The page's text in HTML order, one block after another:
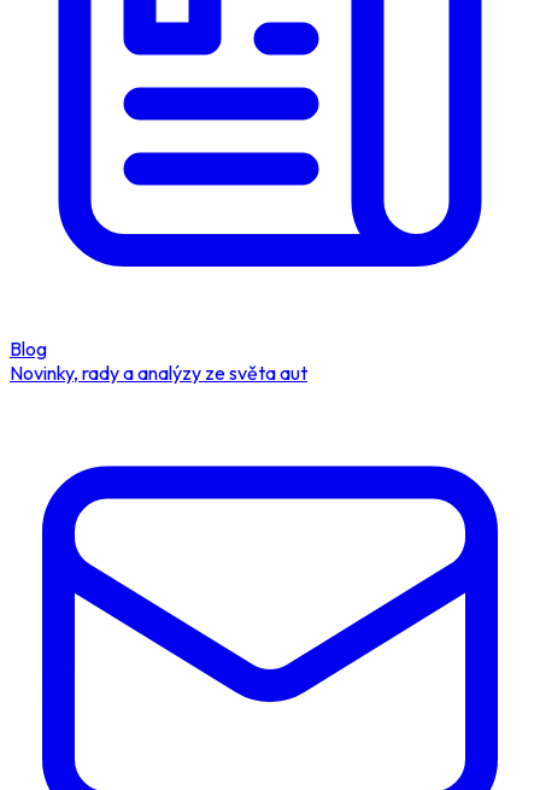
Blog
Novinky, rady a analýzy ze světa aut